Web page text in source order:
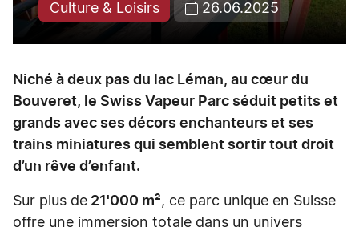
Culture & Loisirs 26.06.2025
Niché à deux pas du lac Léman, au cœur du
Bouveret, le Swiss Vapeur Parc séduit petits et
grands avec ses décors enchanteurs et ses
trains miniatures qui semblent sortir tout droit
d’un rêve d’enfant.
Sur plus de 21'000 m², ce parc unique en Suisse
offre une immersion totale dans un univers